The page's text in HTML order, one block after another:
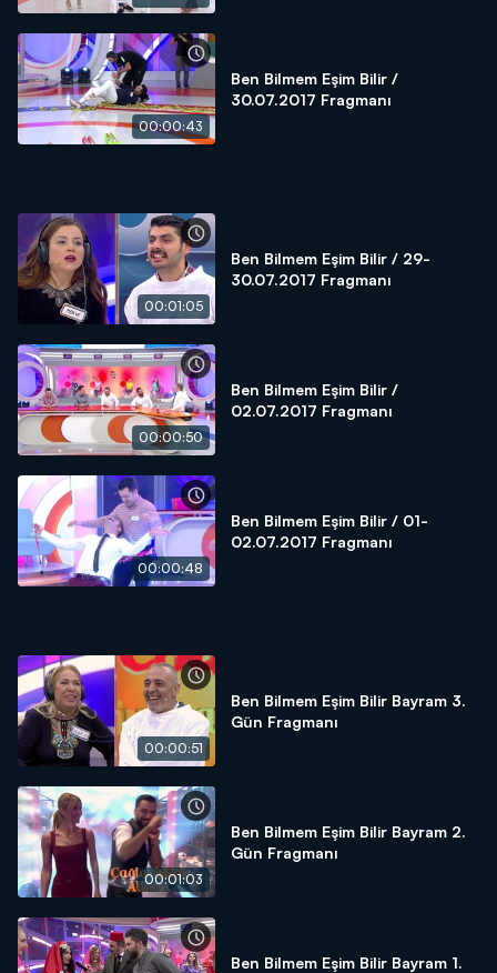
00:00:43
Ben Bilmem Eşim Bilir /
30.07.2017 Fragmanı
00:01:05
Ben Bilmem Eşim Bilir / 29-
30.07.2017 Fragmanı
00:00:50
Ben Bilmem Eşim Bilir /
02.07.2017 Fragmanı
00:00:48
Ben Bilmem Eşim Bilir / 01-
02.07.2017 Fragmanı
00:00:51
Ben Bilmem Eşim Bilir Bayram 3.
Gün Fragmanı
00:01:03
Ben Bilmem Eşim Bilir Bayram 2.
Gün Fragmanı
Ben Bilmem Eşim Bilir Bayram 1.